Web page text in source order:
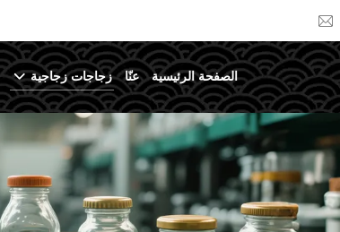
الصفحة الرئيسية عنّا زجاجات زجاجية